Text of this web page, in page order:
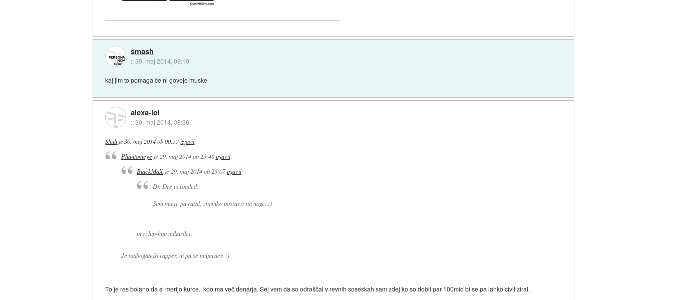
smash
::30. maj 2014, 08:10
kaj jim to pomaga če ni goveje muske
alexa-lol
::30. maj 2014, 08:36
Shulije 30. maj 2014 ob 00:57izjavil:
Phantomeye je 29. maj 2014 ob 23:48 izjavil:
BlackMaXje 29. maj 2014 ob 23:07izjavil:
Dr. Dre is loaded.
Sam mu je pa ratal, znamko postavit na noge. :)
prvi hip-hop miljarder.
Je najbogatejši rapper, ni pa še miljarder. :)
To je res bolano da si merijo kurce.. kdo ma več denarja. Sej vem da so odraščal v revnih soseskah sam zdej ko so dobil par 100mio bi se pa lahko civiliziral.